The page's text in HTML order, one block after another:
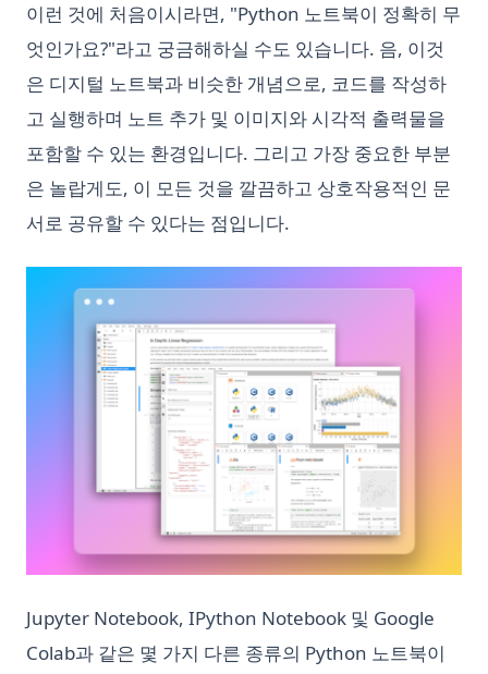
이런 것에 처음이시라면, "Python 노트북이 정확히 무
엇인가요?"라고 궁금해하실 수도 있습니다. 음, 이것
은 디지털 노트북과 비슷한 개념으로, 코드를 작성하
고 실행하며 노트 추가 및 이미지와 시각적 출력물을
포함할 수 있는 환경입니다. 그리고 가장 중요한 부분
은 놀랍게도, 이 모든 것을 깔끔하고 상호작용적인 문
서로 공유할 수 있다는 점입니다.
Jupyter Notebook, IPython Notebook 및 Google
Colab과 같은 몇 가지 다른 종류의 Python 노트북이